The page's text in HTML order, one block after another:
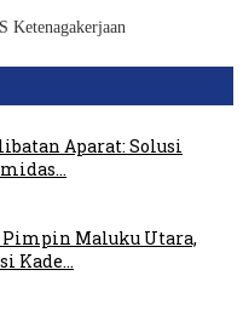
Aparat: Solusi
Pimpin Maluku Utara,
Kade…